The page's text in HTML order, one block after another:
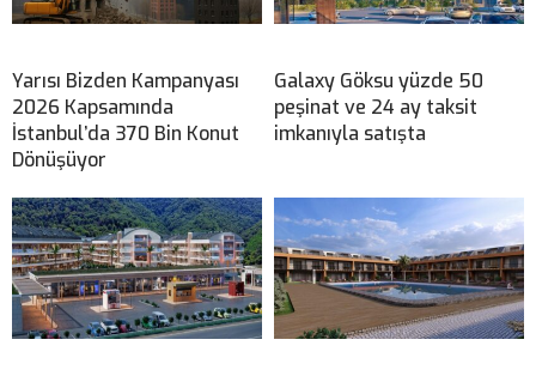
Yarısı Bizden Kampanyası
2026 Kapsamında
İstanbul’da 370 Bin Konut
Dönüşüyor
Galaxy Göksu yüzde 50
peşinat ve 24 ay taksit
imkanıyla satışta